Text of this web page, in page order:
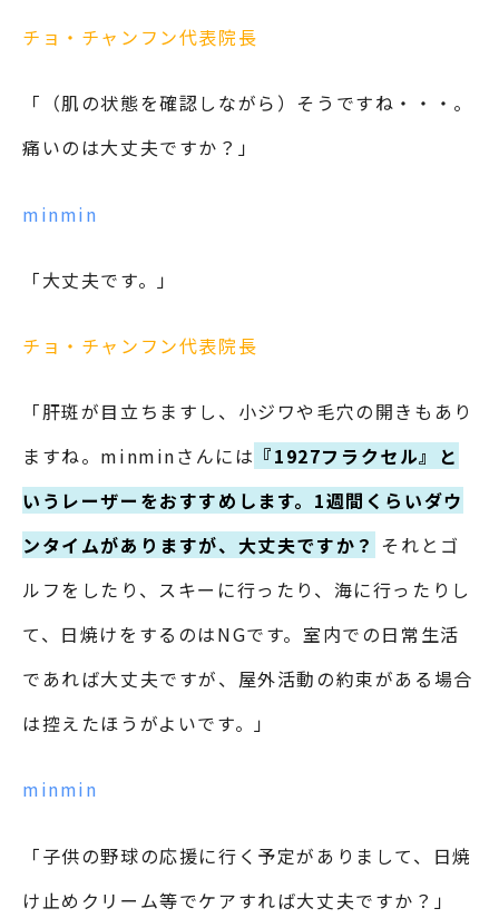
チョ・チャンフン代表院長
「（肌の状態を確認しながら）そうですね・・・。
痛いのは大丈夫ですか？」
minmin
「大丈夫です。」
チョ・チャンフン代表院長
「肝斑が目立ちますし、小ジワや毛穴の開きもあり
ますね。minminさんには 『1927フラクセル』と
いうレーザーをおすすめします。1週間くらいダウ
ンタイムがありますが、大丈夫ですか？ それとゴ
ルフをしたり、スキーに行ったり、海に行ったりし
て、日焼けをするのはNGです。室内での日常生活
であれば大丈夫ですが、屋外活動の約束がある場合
は控えたほうがよいです。」
minmin
「子供の野球の応援に行く予定がありまして、日焼
け止めクリーム等でケアすれば大丈夫ですか？」